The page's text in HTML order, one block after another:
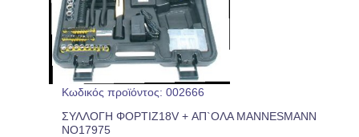
Κωδικός προϊόντος: 002666
ΣΥΛΛΟΓΗ ΦΟΡΤΙΖ18V + ΑΠ`ΟΛΑ MANNESMANN
NO17975